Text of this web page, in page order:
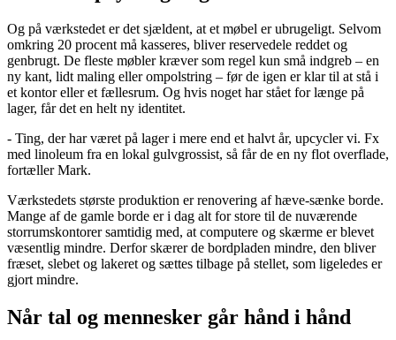
Og på værkstedet er det sjældent, at et møbel er ubrugeligt. Selvom
omkring 20 procent må kasseres, bliver reservedele reddet og
genbrugt. De fleste møbler kræver som regel kun små indgreb – en
ny kant, lidt maling eller ompolstring – før de igen er klar til at stå i
et kontor eller et fællesrum. Og hvis noget har stået for længe på
lager, får det en helt ny identitet.
- Ting, der har været på lager i mere end et halvt år, upcycler vi. Fx
med linoleum fra en lokal gulvgrossist, så får de en ny flot overflade,
fortæller Mark.
Værkstedets største produktion er renovering af hæve-sænke borde.
Mange af de gamle borde er i dag alt for store til de nuværende
storrumskontorer samtidig med, at computere og skærme er blevet
væsentlig mindre. Derfor skærer de bordpladen mindre, den bliver
fræset, slebet og lakeret og sættes tilbage på stellet, som ligeledes er
gjort mindre.
Når tal og mennesker går hånd i hånd